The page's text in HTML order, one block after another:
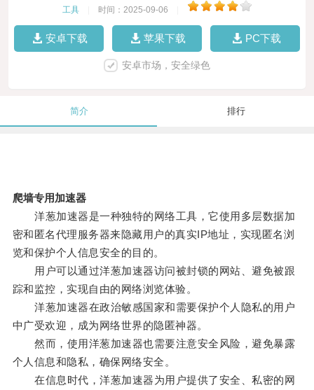
工具 时间：2025-09-06
安卓下载 苹果下载 PC下载
安卓市场，安全绿色
简介 排行
爬墙专用加速器
洋葱加速器是一种独特的网络工具，它使用多层数据加
密和匿名代理服务器来隐藏用户的真实IP地址，实现匿名浏
览和保护个人信息安全的目的。
用户可以通过洋葱加速器访问被封锁的网站、避免被跟
踪和监控，实现自由的网络浏览体验。
洋葱加速器在政治敏感国家和需要保护个人隐私的用户
中广受欢迎，成为网络世界的隐匿神器。
然而，使用洋葱加速器也需要注意安全风险，避免暴露
个人信息和隐私，确保网络安全。
在信息时代，洋葱加速器为用户提供了安全、私密的网